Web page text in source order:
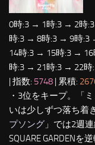
0時:3 → 1時:3 → 2時
時:3 → 8時:3 → 9時:3
14時:3 → 15時:3 →
時:3 → 21時:3 → 22時
| 指数: 5748 | 累積:
・3位をキープ。「
いは少しずつ落ち着
プソング 」では2週
SQUARE GARDENを